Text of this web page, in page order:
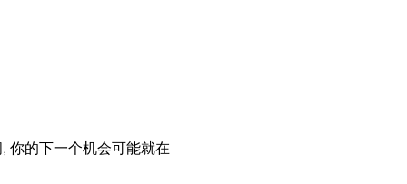
你的下一个机会可能就在